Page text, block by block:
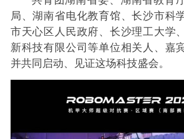
局、湖南省电化教育馆、长沙市科
市天心区人民政府、长沙理工大学
新科技有限公司等单位相关人、嘉
并共同启动、见证这场科技盛会。